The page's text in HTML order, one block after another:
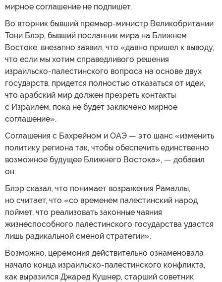
мирное соглашение не подпишет.
Во вторник бывший премьер-министр Великобритании
Тони Блэр, бывший посланник мира на Ближнем
Востоке, внезапно заявил, что «давно пришел к выводу,
что если мы хотим справедливого решения
израильско-палестинского вопроса на основе двух
государств, придется полностью отказаться от идеи,
что арабский мир должен презреть контакты
с Израилем, пока не будет заключено мирное
соглашение».
Соглашения с Бахрейном и ОАЭ — это шанс «изменить
политику региона так, чтобы обеспечить единственно
возможное будущее Ближнего Востока», — добавил
он.
Блэр сказал, что понимает возражения Рамаллы,
но считает, что «со временем палестинский народ
поймет, что реализовать законные чаяния
жизнеспособного палестинского государства удастся
лишь радикальной сменой стратегии».
Возможно, церемония действительно ознаменовала
начало конца израильско-палестинского конфликта,
как выразился Джаред Кушнер, старший советник